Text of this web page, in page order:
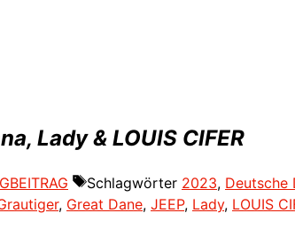
Lady & LOUIS CIFER
Schlagwörter 2023, Deutsche
, Great Dane, JEEP, Lady, LOUIS